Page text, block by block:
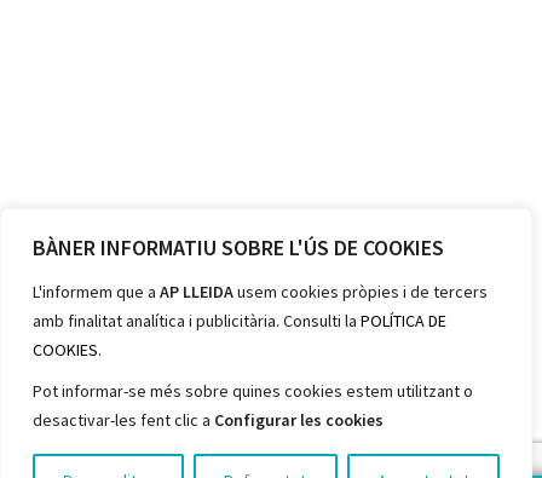
BÀNER INFORMATIU SOBRE L'ÚS DE COOKIES
L'informem que a AP LLEIDAusem cookies pròpies i de tercers
amb finalitat analítica i publicitària. Consulti la POLÍTICA DE
COOKIES.
Pot informar-se més sobre quines cookies estem utilitzant o
desactivar-les fent clic a Configurar les cookies